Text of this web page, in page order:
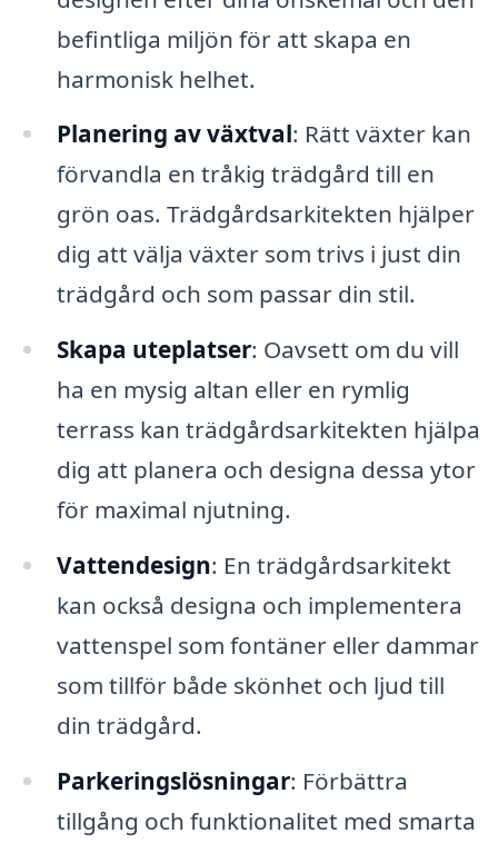
befintliga miljön för att skapa en
harmonisk helhet.
Planering av växtval: Rätt växter kan
förvandla en tråkig trädgård till en
grön oas. Trädgårdsarkitekten hjälper
dig att välja växter som trivs i just din
trädgård och som passar din stil.
Skapa uteplatser: Oavsett om du vill
ha en mysig altan eller en rymlig
terrass kan trädgårdsarkitekten hjälpa
dig att planera och designa dessa ytor
för maximal njutning.
Vattendesign: En trädgårdsarkitekt
kan också designa och implementera
vattenspel som fontäner eller dammar
som tillför både skönhet och ljud till
din trädgård.
Parkeringslösningar: Förbättra
tillgång och funktionalitet med smarta